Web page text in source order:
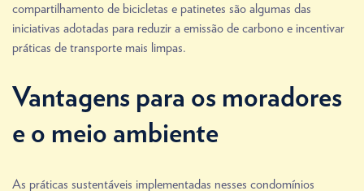
compartilhamento de bicicletas e patinetes são algumas das
iniciativas adotadas para reduzir a emissão de carbono e incentivar
práticas de transporte mais limpas.
Vantagens para os moradores
e o meio ambiente
As práticas sustentáveis implementadas nesses condomínios